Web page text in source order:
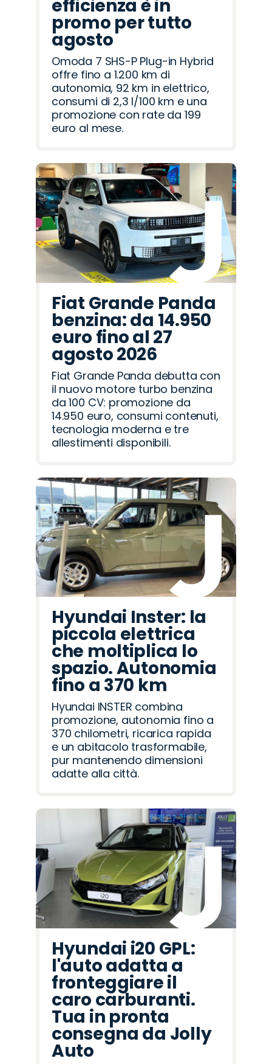
efficienza è in
promo per tutto
agosto
Omoda 7 SHS-P Plug-in Hybrid
offre fino a 1.200 km di
autonomia, 92 km in elettrico,
consumi di 2,3 l/100 km e una
promozione con rate da 199
euro al mese.
Fiat Grande Panda
benzina: da 14.950
euro fino al 27
agosto 2026
Fiat Grande Panda debutta con
il nuovo motore turbo benzina
da 100 CV: promozione da
14.950 euro, consumi contenuti,
tecnologia moderna e tre
allestimenti disponibili.
Hyundai Inster: la
piccola elettrica
che moltiplica lo
spazio. Autonomia
fino a 370 km
Hyundai INSTER combina
promozione, autonomia fino a
370 chilometri, ricarica rapida
e un abitacolo trasformabile,
pur mantenendo dimensioni
adatte alla città.
Hyundai i20 GPL:
l'auto adatta a
fronteggiare il
caro carburanti.
Tua in pronta
consegna da Jolly
Auto